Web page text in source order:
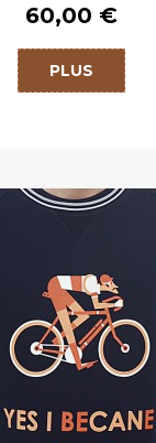
60,00 €
PLUS